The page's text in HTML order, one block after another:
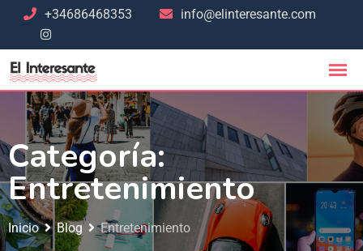
+34686468353 info@elinteresante.com
Categoría:
Entretenimiento
Inicio Blog Entretenimiento